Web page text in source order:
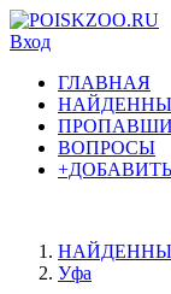
Вход
ГЛАВНАЯ
ВОПРОСЫ
+ДОБАВИТЬ
Уфа